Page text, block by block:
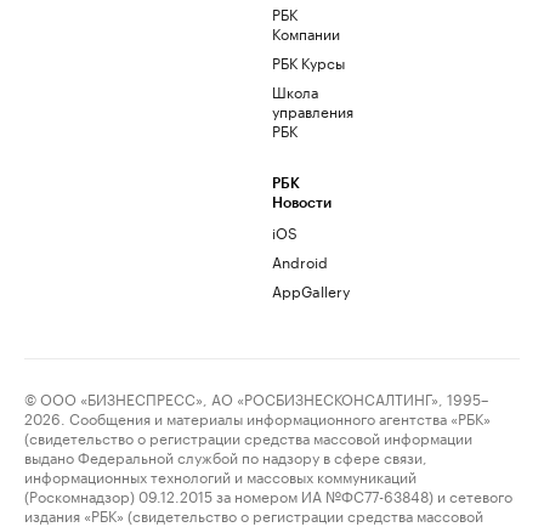
РБК
Компании
РБК Курсы
Школа
управления
РБК
РБК
Новости
iOS
Android
AppGallery
© ООО «БИЗНЕСПРЕСС», АО «РОСБИЗНЕСКОНСАЛТИНГ», 1995–
2026. Сообщения и материалы информационного агентства «РБК»
(свидетельство о регистрации средства массовой информации
выдано Федеральной службой по надзору в сфере связи,
информационных технологий и массовых коммуникаций
(Роскомнадзор) 09.12.2015 за номером ИА №ФС77-63848) и сетевого
издания «РБК» (свидетельство о регистрации средства массовой